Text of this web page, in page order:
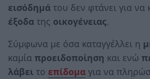
εισόδημά του δεν φτάνει για να
έξοδα της οικογένειας.
Σύμφωνα με όσα καταγγέλλει η
καμία προειδοποίηση και ενώ
λάβει το επίδομα για να